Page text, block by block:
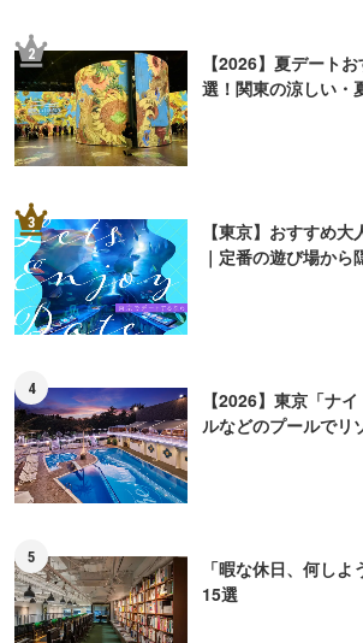
2
【2026】夏デート
選！関東の涼しい・
3
【東京】おすすめ
｜定番の遊び場か
4
【2026】東京「ナ
ルなどのプールでリ
5
「暇な休日、何し
15選